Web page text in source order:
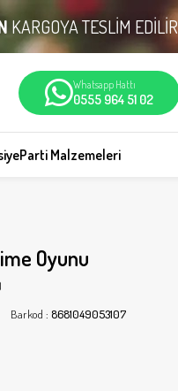
KARGOYA TESLİM EDİLİR
Whatsapp Hattı
0555 964 51 02
Parti Malzemeleri
Oyunu
Barkod : 8681049053107